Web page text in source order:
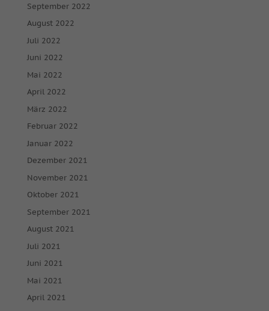
September 2022
August 2022
Juli 2022
Juni 2022
Mai 2022
April 2022
März 2022
Februar 2022
Januar 2022
Dezember 2021
November 2021
Oktober 2021
September 2021
August 2021
Juli 2021
Juni 2021
Mai 2021
April 2021